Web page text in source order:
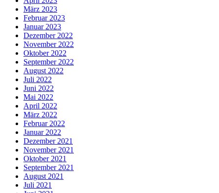
März 2023
Februar 2023
Januar 2023
Dezember 2022
November 2022
Oktober 2022
September 2022
August 2022
Juli 2022
Juni 2022
Mai 2022
April 2022
März 2022
Februar 2022
Januar 2022
Dezember 2021
November 2021
Oktober 2021
September 2021
August 2021
Juli 2021